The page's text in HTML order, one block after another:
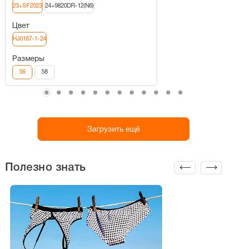
23+SF2023 24+9820DR-12(N6)
Цвет
HJ0167-1-24
Размеры
56 58
Загрузить ещё
Полезно знать